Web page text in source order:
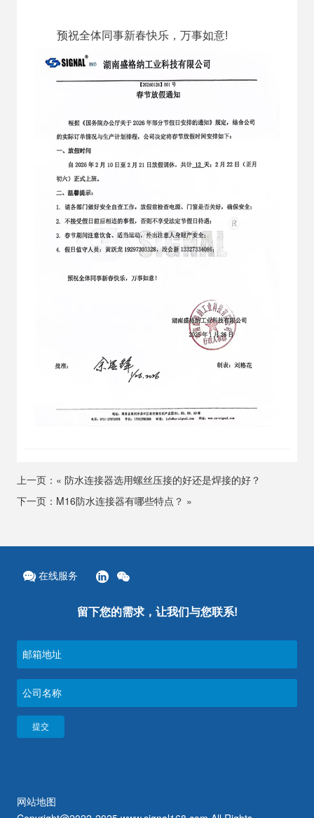
预祝全体同事新春快乐，万事如意!
上一页：« 防水连接器选用螺丝压接的好还是焊接的好？
下一页： M16防水连接器有哪些特点？ »
在线服务
留下您的需求，让我们与您联系!
网站地图